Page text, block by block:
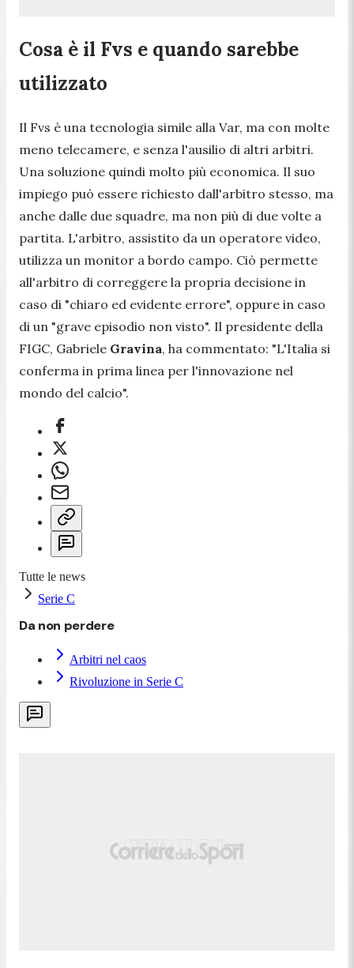
Cosa è il Fvs e quando sarebbe
utilizzato
Il Fvs è una tecnologia simile alla Var, ma con molte
meno telecamere, e senza l'ausilio di altri arbitri.
Una soluzione quindi molto più economica. Il suo
impiego può essere richiesto dall'arbitro stesso, ma
anche dalle due squadre, ma non più di due volte a
partita. L'arbitro, assistito da un operatore video,
utilizza un monitor a bordo campo. Ciò permette
all'arbitro di correggere la propria decisione in
caso di "chiaro ed evidente errore", oppure in caso
di un "grave episodio non visto". Il presidente della
FIGC, Gabriele Gravina, ha commentato: "L'Italia si
conferma in prima linea per l'innovazione nel
mondo del calcio".
Tutte le news
Serie C
Da non perdere
Arbitri nel caos
Rivoluzione in Serie C